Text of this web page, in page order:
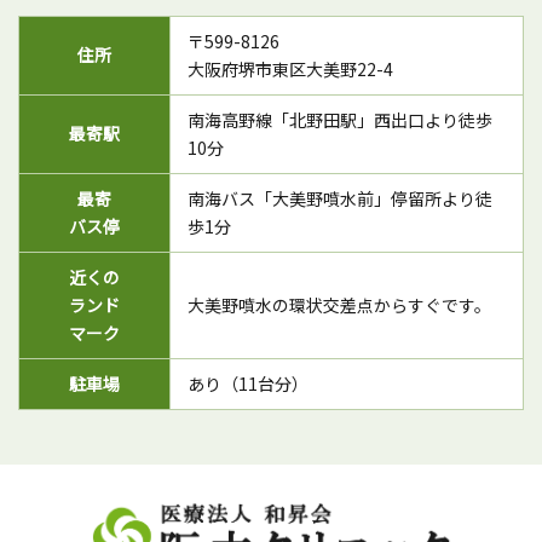
住所
〒599-8126
大阪府堺市東区大美野22-4
最寄駅
南海高野線「北野田駅」西出口より徒歩
10分
最寄
バス停
南海バス「大美野噴水前」停留所より徒
歩1分
近くの
ランド
マーク
大美野噴水の環状交差点からすぐです。
駐車場 あり（11台分）